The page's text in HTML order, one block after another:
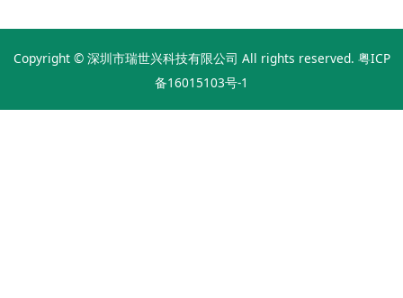
Copyright © 深圳市瑞世兴科技有限公司 All rights reserved. 粤ICP
备16015103号-1